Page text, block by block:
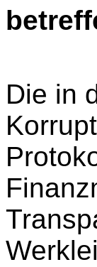
Die in